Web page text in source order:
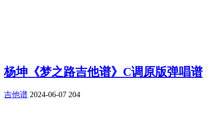
杨坤《梦之路吉他谱》C调原版弹唱谱
吉他谱 2024-06-07 204